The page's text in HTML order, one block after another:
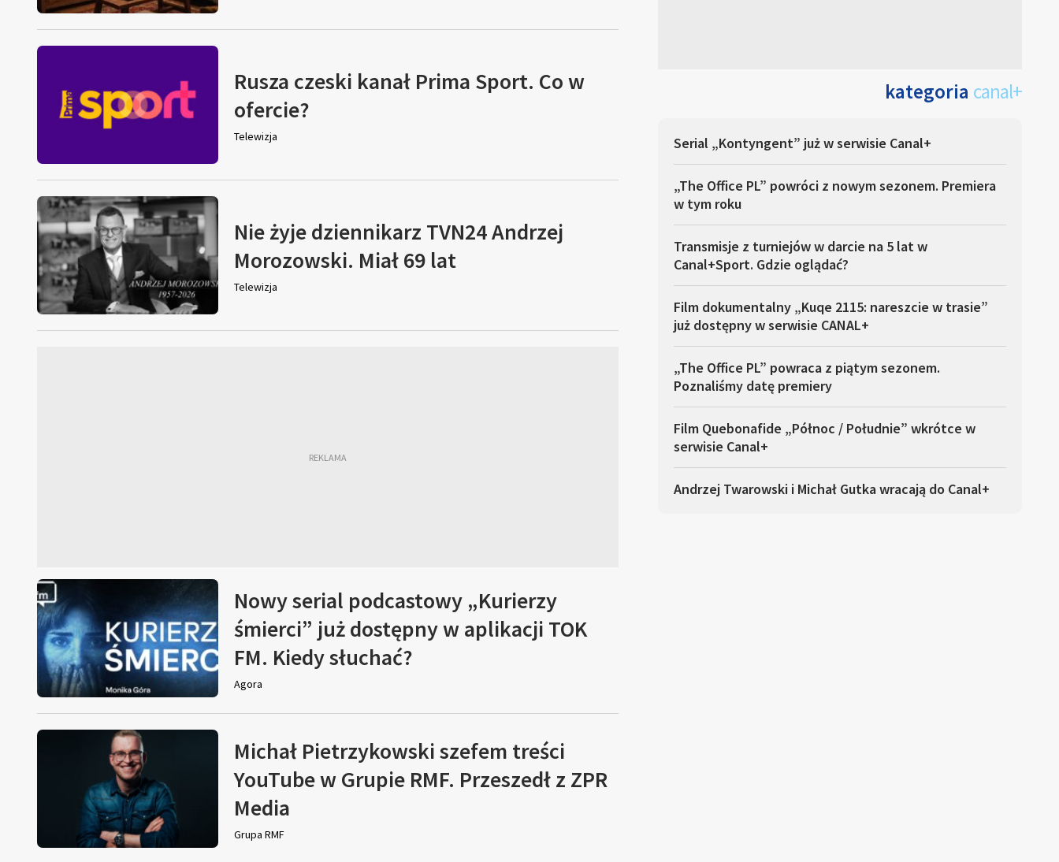
Rusza czeski kanał Prima Sport. Co w
ofercie?
Telewizja
Nie żyje dziennikarz TVN24 Andrzej
Morozowski. Miał 69 lat
Telewizja
Nowy serial podcastowy „Kurierzy
śmierci” już dostępny w aplikacji TOK
FM. Kiedy słuchać?
Agora
Michał Pietrzykowski szefem treści
YouTube w Grupie RMF. Przeszedł z ZPR
Media
Grupa RMF
kategoria canal+
Serial „Kontyngent” już w serwisie Canal+
„The Office PL” powróci z nowym sezonem. Premiera
w tym roku
Transmisje z turniejów w darcie na 5 lat w
Canal+Sport. Gdzie oglądać?
Film dokumentalny „Kuqe 2115: nareszcie w trasie”
już dostępny w serwisie CANAL+
„The Office PL” powraca z piątym sezonem.
Poznaliśmy datę premiery
Film Quebonafide „Północ / Południe” wkrótce w
serwisie Canal+
Andrzej Twarowski i Michał Gutka wracają do Canal+